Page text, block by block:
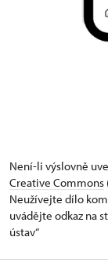
Není-li výslovně
Creative Commons
Neužívejte dílo
uvádějte odkaz na
ústav“